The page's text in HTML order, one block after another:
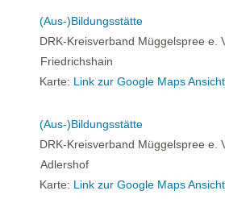
(Aus-)Bildungsstätte
DRK-Kreisverband Müggelspree e.
Friedrichshain
Karte: Link zur Google Maps Ansicht
(Aus-)Bildungsstätte
DRK-Kreisverband Müggelspree e.
Adlershof
Karte: Link zur Google Maps Ansicht